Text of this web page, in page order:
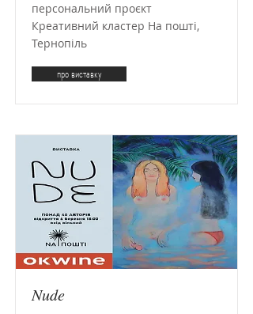
персональний проєкт
Креативний кластер На пошті,
Тернопіль
про виставку
Nude